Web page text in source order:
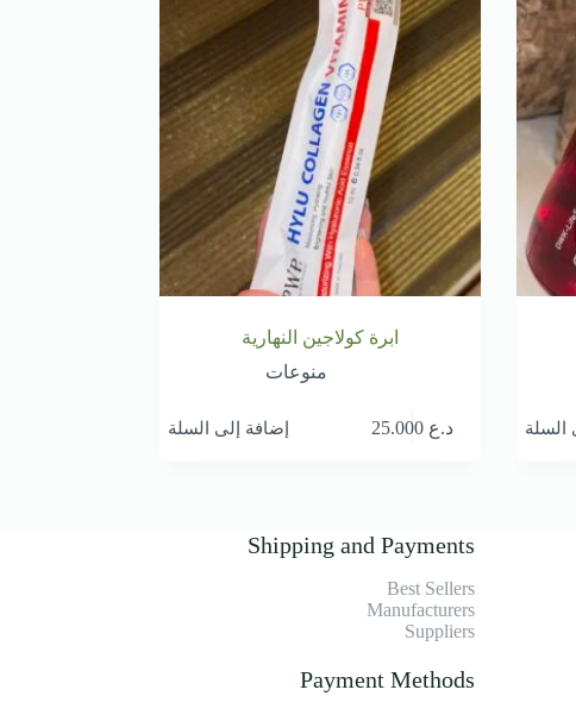
السلة
ابرة كولاجين النهارية
منوعات
د.ع إضافة إلى السلة
Shipping and Payments
Best Sellers
Manufacturers
Suppliers
Payment Methods